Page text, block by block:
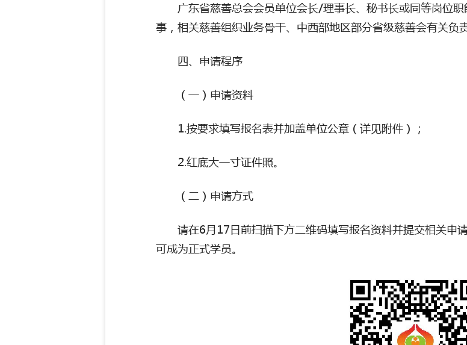
广东省慈善总会会员单位会长/理事长、秘书长或同等岗位
事，相关慈善组织业务骨干、中西部地区部分省级慈善会有关负
四、申请程序
（一）申请资料
1.按要求填写报名表并加盖单位公章（详见附件）；
2.红底大一寸证件照。
（二）申请方式
请在6月 17日前扫描下方二维码填写报名资料并提交相关申
可成为正式学员。